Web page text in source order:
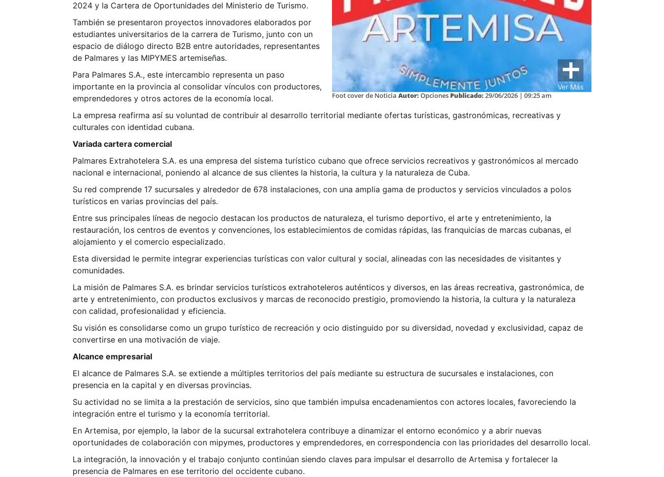
Ver Más
Foot cover de Noticia Autor: Opciones Publicado: 29/06/2026 | 09:25 am
2024 y la Cartera de Oportunidades del Ministerio de Turismo.
También se presentaron proyectos innovadores elaborados por
estudiantes universitarios de la carrera de Turismo, junto con un
espacio de diálogo directo B2B entre autoridades, representantes
de Palmares y las MIPYMES artemiseñas.
Para Palmares S.A., este intercambio representa un paso
importante en la provincia al consolidar vínculos con productores,
emprendedores y otros actores de la economía local.
La empresa reafirma así su voluntad de contribuir al desarrollo territorial mediante ofertas turísticas, gastronómicas, recreativas y
culturales con identidad cubana.
Variada cartera comercial
Palmares Extrahotelera S.A. es una empresa del sistema turístico cubano que ofrece servicios recreativos y gastronómicos al mercado
nacional e internacional, poniendo al alcance de sus clientes la historia, la cultura y la naturaleza de Cuba.
Su red comprende 17 sucursales y alrededor de 678 instalaciones, con una amplia gama de productos y servicios vinculados a polos
turísticos en varias provincias del país.
Entre sus principales líneas de negocio destacan los productos de naturaleza, el turismo deportivo, el arte y entretenimiento, la
restauración, los centros de eventos y convenciones, los establecimientos de comidas rápidas, las franquicias de marcas cubanas, el
alojamiento y el comercio especializado.
Esta diversidad le permite integrar experiencias turísticas con valor cultural y social, alineadas con las necesidades de visitantes y
comunidades.
La misión de Palmares S.A. es brindar servicios turísticos extrahoteleros auténticos y diversos, en las áreas recreativa, gastronómica, de
arte y entretenimiento, con productos exclusivos y marcas de reconocido prestigio, promoviendo la historia, la cultura y la naturaleza
con calidad, profesionalidad y eficiencia.
Su visión es consolidarse como un grupo turístico de recreación y ocio distinguido por su diversidad, novedad y exclusividad, capaz de
convertirse en una motivación de viaje.
Alcance empresarial
El alcance de Palmares S.A. se extiende a múltiples territorios del país mediante su estructura de sucursales e instalaciones, con
presencia en la capital y en diversas provincias.
Su actividad no se limita a la prestación de servicios, sino que también impulsa encadenamientos con actores locales, favoreciendo la
integración entre el turismo y la economía territorial.
En Artemisa, por ejemplo, la labor de la sucursal extrahotelera contribuye a dinamizar el entorno económico y a abrir nuevas
oportunidades de colaboración con mipymes, productores y emprendedores, en correspondencia con las prioridades del desarrollo local.
La integración, la innovación y el trabajo conjunto continúan siendo claves para impulsar el desarrollo de Artemisa y fortalecer la
presencia de Palmares en ese territorio del occidente cubano.